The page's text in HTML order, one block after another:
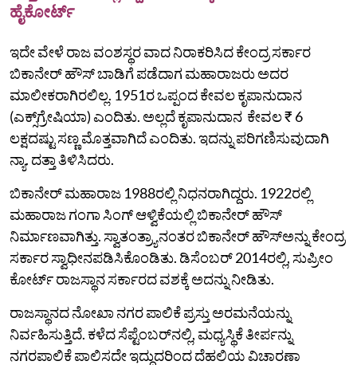
ಹೈಕೋರ್ಟ್
ಇದೇ ವೇಳೆ ರಾಜ ವಂಶಸ್ಥರ ವಾದ ನಿರಾಕರಿಸಿದ ಕೇಂದ್ರ ಸರ್ಕಾರ
ಬಿಕಾನೇರ್‌ ಹೌಸ್‌ ಬಾಡಿಗೆ ಪಡೆದಾಗ ಮಹಾರಾಜರು ಅದರ
ಮಾಲೀಕರಾಗಿರಲಿಲ್ಲ. 1951ರ ಒಪ್ಪಂದ ಕೇವಲ ಕೃಪಾನುದಾನ
(ಎಕ್ಸ್‌ಗ್ರೇಷಿಯಾ) ಎಂದಿತು. ಅಲ್ಲದೆ ಕೃಪಾನುದಾನ ಕೇವಲ ₹ 6
ಲಕ್ಷದಷ್ಟು ಸಣ್ಣ ಮೊತ್ತವಾಗಿದೆ ಎಂದಿತು. ಇದನ್ನು ಪರಿಗಣಿಸುವುದಾಗಿ
ನ್ಯಾ. ದತ್ತಾ ತಿಳಿಸಿದರು.
ಬಿಕಾನೇರ್‌ ಮಹಾರಾಜ 1988ರಲ್ಲಿ ನಿಧನರಾಗಿದ್ದರು. 1922ರಲ್ಲಿ
ಮಹಾರಾಜ ಗಂಗಾ ಸಿಂಗ್ ಆಳ್ವಿಕೆಯಲ್ಲಿ ಬಿಕಾನೇರ್‌ ಹೌಸ್
ನಿರ್ಮಾಣವಾಗಿತ್ತು. ಸ್ವಾತಂತ್ರ್ಯಾನಂತರ ಬಿಕಾನೇರ್‌ ಹೌಸ್‌ಅನ್ನು ಕೇಂದ್ರ
ಸರ್ಕಾರ ಸ್ವಾಧೀನಪಡಿಸಿಕೊಂಡಿತು. ಡಿಸೆಂಬರ್ 2014ರಲ್ಲಿ, ಸುಪ್ರೀಂ
ಕೋರ್ಟ್ ರಾಜಸ್ಥಾನ ಸರ್ಕಾರದ ವಶಕ್ಕೆ ಅದನ್ನು ನೀಡಿತು.
ರಾಜಸ್ಥಾನದ ನೋಖಾ ನಗರ ಪಾಲಿಕೆ ಪ್ರಸ್ತು ಅರಮನೆಯನ್ನು
ನಿರ್ವಹಿಸುತ್ತಿದೆ. ಕಳೆದ ಸೆಪ್ಟೆಂಬರ್‌ನಲ್ಲಿ, ಮಧ್ಯಸ್ಥಿಕೆ ತೀರ್ಪನ್ನು
ನಗರಪಾಲಿಕೆ ಪಾಲಿಸದೇ ಇದ್ದುದರಿಂದ ದೆಹಲಿಯ ವಿಚಾರಣಾ